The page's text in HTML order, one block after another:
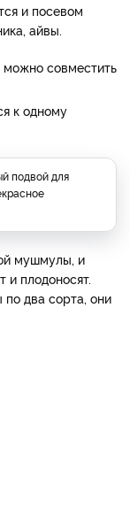
и посевом
айвы.
совместить
к одному
подвой для
мушмулы, и
и плодоносят.
по два сорта, они